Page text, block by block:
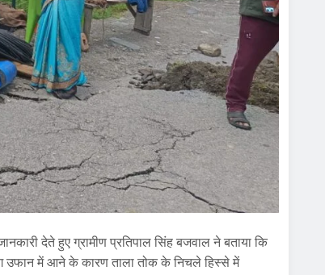
देते हुए ग्रामीण प्रतिपाल सिंह बजवाल ने बताया कि
उफान में आने के कारण ताला तोक के निचले हिस्से में